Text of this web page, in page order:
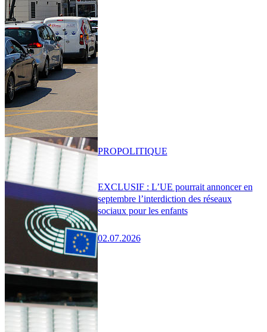
EXCLUSIF : L’UE pourrait annoncer en
septembre l’interdiction des réseaux
sociaux pour les enfants
02.07.2026
PROPOLITIQUE